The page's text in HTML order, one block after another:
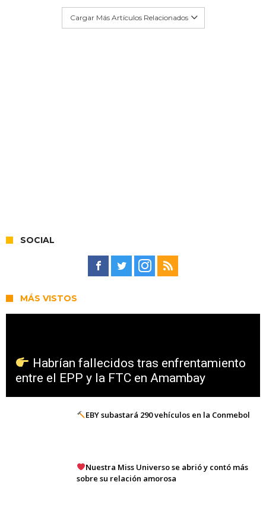
Cargar Más Artículos Relacionados
SOCIAL
MÁS VISTOS
Habrían fallecidos tras enfrentamiento
entre el EPP y la FTC en Amambay
EBY subastará 290 vehículos en la Conmebol
Nuestra Miss Universo se abrió y contó más
sobre su relación amorosa